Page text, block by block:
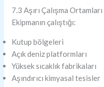
7.3 Aşırı Çalışma Ortamları
Ekipmanın çalıştığı:
Kutup bölgeleri
Açık deniz platformları
Yüksek sıcaklık fabrikaları
Aşındırıcı kimyasal tesisler